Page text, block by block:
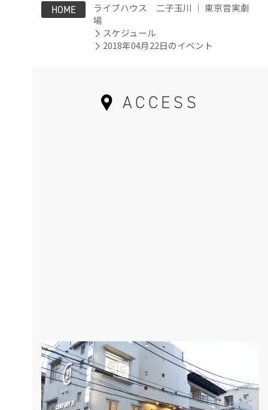
HOME
ライブハウス 二子玉川 ｜ 東京音実劇
場
スケジュール
2018年04月22日のイベント
ACCESS